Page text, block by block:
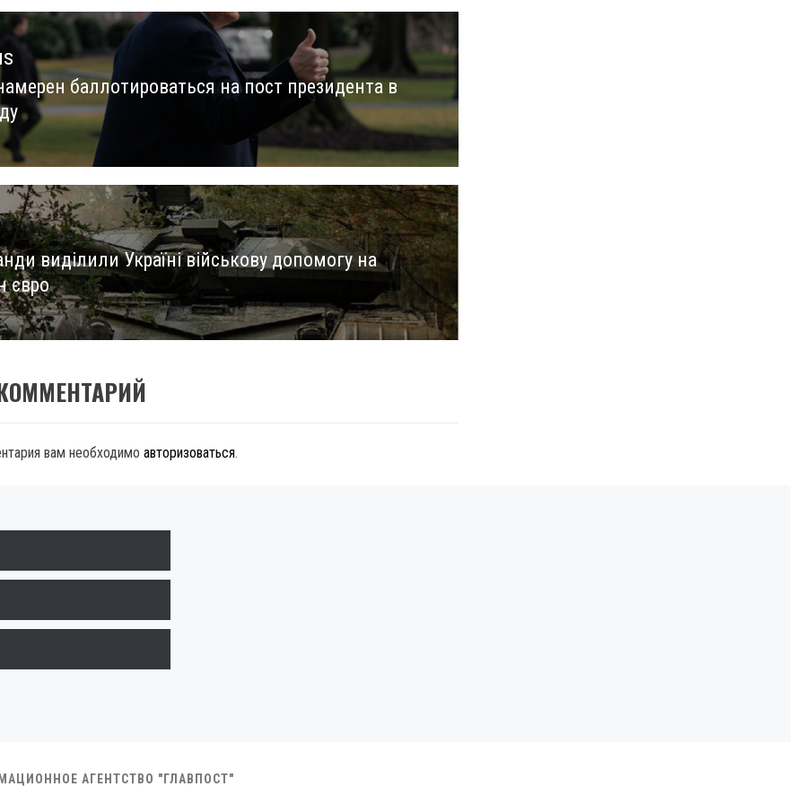
баллотироваться на пост президента в
виділили Україні військову допомогу на
євро
вам необходимо авторизоваться.
АГЕНТСТВО "ГЛАВПОСТ"